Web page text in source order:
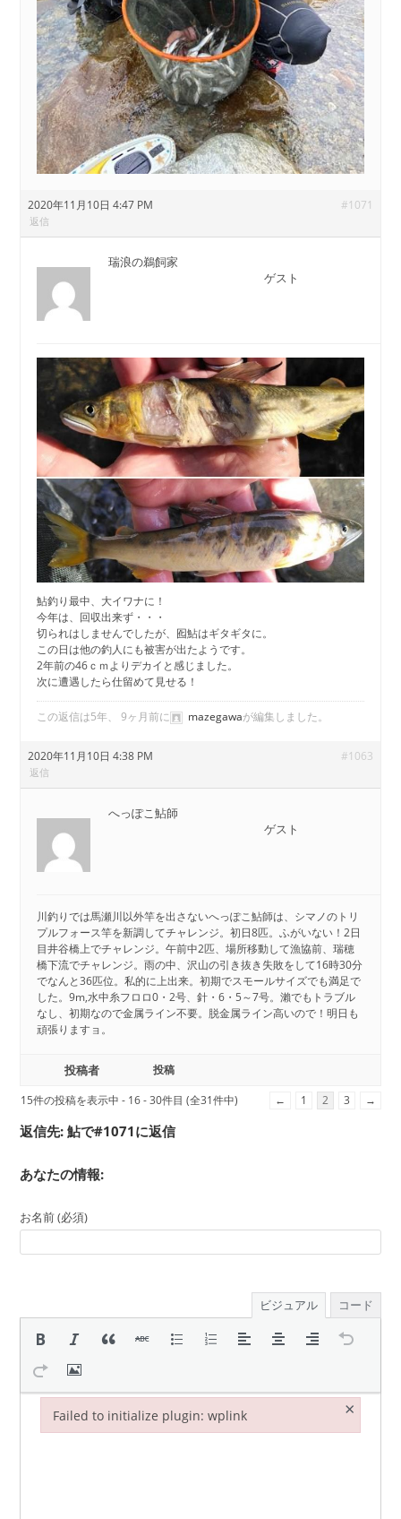
2020年11月10日 4:47 PM #1071
返信
瑞浪の鵜飼家
ゲスト
鮎釣り最中、大イワナに！
今年は、回収出来ず・・・
切られはしませんでしたが、囮鮎はギタギタに。
この日は他の釣人にも被害が出たようです。
2年前の46ｃｍよりデカイと感じました。
次に遭遇したら仕留めて見せる！
この返信は5年、 9ヶ月前に mazegawaが編集しました。
2020年11月10日 4:38 PM #1063
返信
へっぽこ鮎師
ゲスト
川釣りでは馬瀬川以外竿を出さないへっぽこ鮎師は、シマノのトリ
プルフォース竿を新調してチャレンジ。初日8匹。ふがいない！2日
目井谷橋上でチャレンジ。午前中2匹、場所移動して漁協前、瑞穂
橋下流でチャレンジ。雨の中、沢山の引き抜き失敗をして16時30分
でなんと36匹位。私的に上出来。初期でスモールサイズでも満足で
した。9m,水中糸フロロ0・2号、針・6・5～7号。瀨でもトラブル
なし、初期なので金属ライン不要。脱金属ライン高いので！明日も
頑張りますョ。
投稿者
投稿
15件の投稿を表示中 - 16 - 30件目 (全31件中)
← 1 2 3 →
返信先: 鮎で#1071に返信
あなたの情報:
お名前 (必須)
ビジュアル コード
Failed to initialize plugin: wplink ×
Failed to initialize plugin: wplink